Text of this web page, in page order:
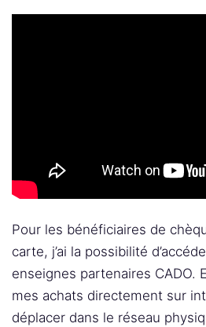
Pour les bénéficiaires de
carte, j’ai la possibilité
enseignes partenaires CADO.
mes achats directement sur
déplacer dans le réseau